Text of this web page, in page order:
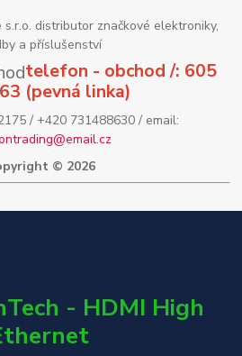
s.r.o. distributor značkové elektroniky,
a příslušenství
telefon - obchod /: 605
(pevná linka)
/ +420 731488630 / email:
© 2026
- HDMI High